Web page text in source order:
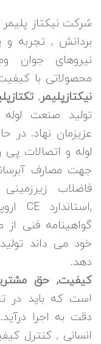
شرکت نیکتاز پلیمر
بردانش , تجربه
نیروهای جوان
محصولاتی با
نیکتازپلیمر,
تولید صنعت
عزیزمان نهاد. در
جهت مصارف
فاضلاب
گواهینامه فنی
خود می داند
دهد.
کیفیت, حق
است که باید در
دقت به اجرا
انسانی , کنترل